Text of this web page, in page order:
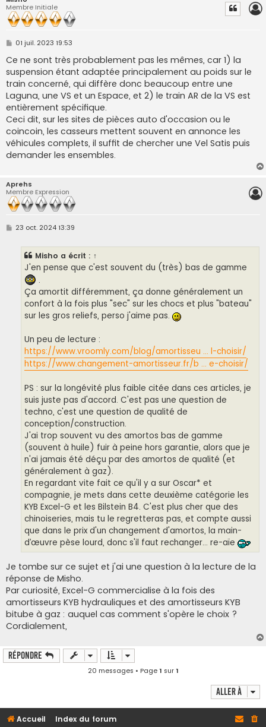
Membre Initiale
M
s
s
a
g
e
01 juil. 2023 19:53
Ce ne sont très probablement pas les mêmes, car 1) la
suspension étant adaptée principalement au poids sur le
train concerné, qui diffère donc beaucoup entre une
Laguna, une VS et un Espace, et 2) le train AR de la VS est
entièrement spécifique.
Ceci dit, sur les sites de pièces auto d'occasion ou le
coincoin, les casseurs mettent souvent en annonce les
véhicules complets, il suffit de chercher une Vel Satis puis
demander les ensembles.
Aprehs
Membre Expression
M
23 oct. 2024 13:39
Misho a écrit : ↑
J'en pense que c'est souvent du (très) bas de gamme
.
Ça amortit différemment, ça donne généralement un
confort à la fois plus "sec" sur les chocs et plus "bateau"
sur les gros reliefs, perso j'aime pas.
Un peu de lecture :
https://www.vroomly.com/blog/amortisseu ... l-choisir/
https://www.changement-amortisseur.fr/b ... e-choisir/
PS : sur la longévité plus faible citée dans ces articles, je
suis juste pas d'accord. C'est pas une question de
techno, c'est une question de qualité de
conception/construction.
J'ai trop souvent vu des amortos bas de gamme
(souvent à huile) fuir à peine hors garantie, alors que je
n'ai jamais été déçu par des amortos de qualité (et
généralement à gaz).
En regardant vite fait ce qu'il y a sur Oscar* et
compagnie, je mets dans cette deuxième catégorie les
KYB Excel-G et les Bilstein B4. C'est plus cher que des
chinoiseries, mais tu le regretteras pas, et compte aussi
que dans le prix d'un changement d'amortos, la main-
d’œuvre pèse lourd, donc s'il faut rechanger... re-aïe
Je tombe sur ce sujet et j'ai une question à la lecture de la
réponse de Misho.
Par curiosité, Excel-G commercialise à la fois des
amortisseurs KYB hydrauliques et des amortisseurs KYB
bitube à gaz : auquel cas comment s'opère le choix ?
Cordialement,
Répondre
20 messages • Page1 sur1
Aller à
Accueil Index du forum